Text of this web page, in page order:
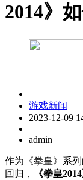
2014》
游戏新闻
2023-12-09
admin
作为《拳皇》系
回归，
《拳皇2014